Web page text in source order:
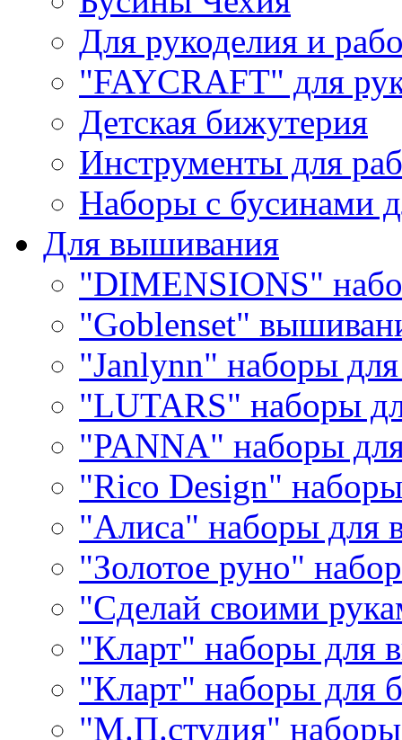
Для рукоделия и
"FAYCRAFT" для
Детская бижутерия
Инструменты для
Наборы с бусинами
Для вышивания
"DIMENSIONS"
"Goblenset"
"Janlynn" наборы
"LUTARS" наборы
"PANNA" наборы
"Rico Design"
"Алиса" наборы для
"Золотое руно"
"Сделай своими
"Кларт" наборы для
"Кларт" наборы для
"М.П.студия"